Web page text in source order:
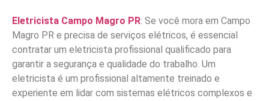
Eletricista Campo Magro PR: Se você mora em Campo
Magro PR e precisa de serviços elétricos, é essencial
contratar um eletricista profissional qualificado para
garantir a segurança e qualidade do trabalho. Um
eletricista é um profissional altamente treinado e
experiente em lidar com sistemas elétricos complexos e